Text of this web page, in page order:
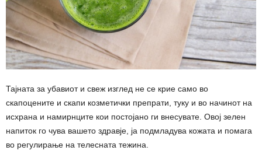
Тајната за убавиот и свеж изглед не се крие само во
скапоцените и скапи козметички препрати, туку и во начинот на
исхрана и намирнците кои постојано ги внесувате. Овој зелен
напиток го чува вашето здравје, ја подмладува кожата и помага
во регулирање на телесната тежина.